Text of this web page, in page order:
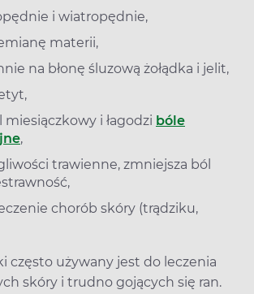
i wiatropędnie,
materii,
na błonę śluzową żołądka i jelit,
i łagodzi bóle
,
trawienne, zmniejsza ból
chorób skóry (trądziku,
często używany jest do leczenia
skóry i trudno gojących się ran.